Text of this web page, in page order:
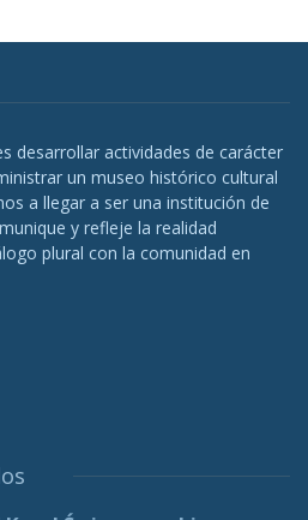
desarrollar actividades de carácter
un museo histórico cultural
a llegar a ser una institución de
y refleje la realidad
plural con la comunidad en